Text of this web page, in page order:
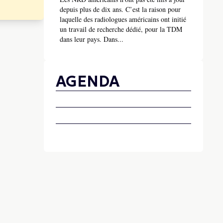
depuis plus de dix ans. C’est la raison pour
laquelle des radiologues américains ont initié
un travail de recherche dédié, pour la TDM
dans leur pays. Dans...
AGENDA